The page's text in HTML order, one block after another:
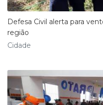
Defesa Civil alerta para
região
Cidade